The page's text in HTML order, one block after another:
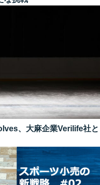
、大麻企業Verilife社と